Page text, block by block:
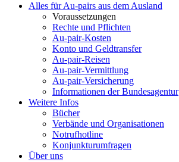
Alles für Au-pairs aus dem Ausland
Voraussetzungen
Rechte und Pflichten
Au-pair-Kosten
Konto und Geldtransfer
Au-pair-Reisen
Au-pair-Vermittlung
Au-pair-Versicherung
Informationen der Bundesagentur
Weitere Infos
Bücher
Verbände und Organisationen
Notrufhotline
Konjunkturumfragen
Über uns